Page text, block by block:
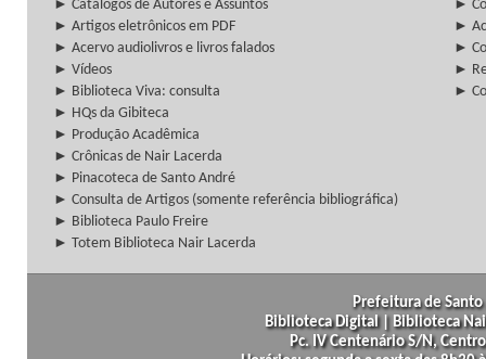
► Catálogos de Autores e Assuntos
►
► Artigos eletrônicos em PDF
►
► Acervo audiolivros e livros falados
►
► Vídeos
►
► Biblioteca Viva: consulta
►
► HQs da Gibiteca
► Produção Acadêmica
► Crônicas de Nair Lacerda
► Pinacoteca de Santo André
► Consulta de Artigos (somente referência bibliográfica)
► Biblioteca Paulo Freire
► Totem Biblioteca Nair Lacerda
Prefeitura de
Biblioteca Digital | Biblioteca
Pc. IV Centenário S/N,